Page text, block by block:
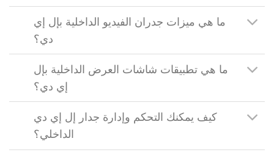
ما هي ميزات جدران الفيديو الداخلية بإل إي
دي؟
ما هي تطبيقات شاشات العرض الداخلية بإل
إي دي؟
كيف يمكنك التحكم وإدارة جدار إل إي دي
الداخلي؟